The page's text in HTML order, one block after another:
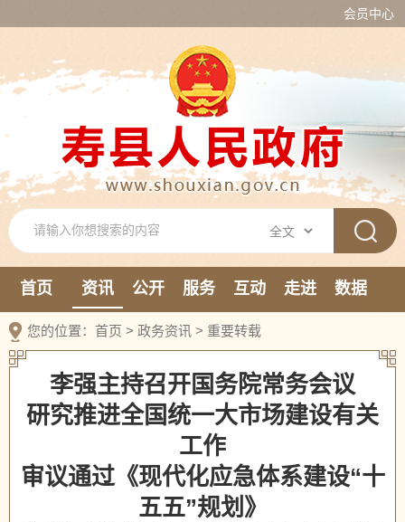
会员中心
首页 资讯 公开 服务 互动 走进
数据
新媒体
您的位置： 首页 > 政务资讯 > 重要转载
李强主持召开国务院常务会议
研究推进全国统一大市场建设有关
工作
审议通过《现代化应急体系建设“十
五五”规划》